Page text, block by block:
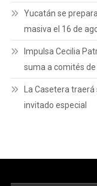
Yucatán se
masiva el 16 de
Impulsa Cecilia
suma a comités
La Casetera
invitado especial